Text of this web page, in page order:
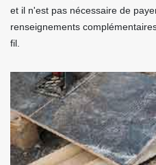
et il n'est pas nécessaire de
renseignements
fil.